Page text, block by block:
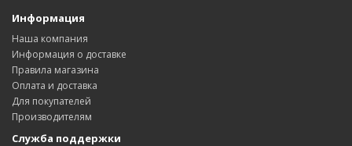
Информация
Наша компания
Информация о доставке
Правила магазина
Оплата и доставка
Для покупателей
Производителям
Служба поддержки